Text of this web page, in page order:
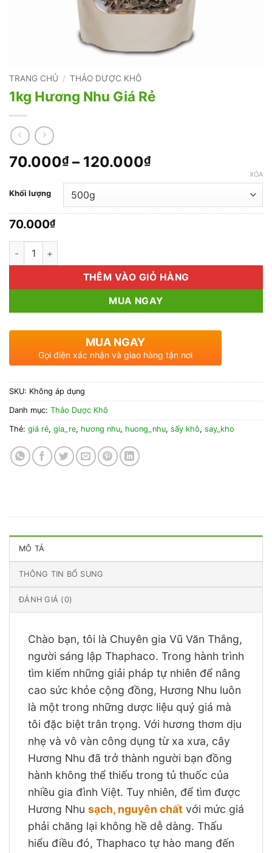
TRANG CHỦ / THẢO DƯỢC KHÔ
1kg Hương Nhu Giá Rẻ
70.000₫ – 120.000₫Khoảng
70.000₫
đến
Khối lượng
XÓA
70.000₫
1kg Hương Nhu Giá Rẻ số lượng
THÊM VÀO GIỎ HÀNG
MUA NGAY
MUA NGAY
Gọi điện xác nhận và giao hàng tận nơi
SKU: Không áp dụng
Danh mục: Thảo Dược Khô
Thẻ: giá rẻ, gia_re, hương nhu, huong_nhu, sấy khô, say_kho
MÔ TẢ
THÔNG TIN BỔ SUNG
ĐÁNH GIÁ (0)
Chào bạn, tôi là Chuyên gia Vũ Văn Thắng,
người sáng lập Thaphaco. Trong hành trình
tìm kiếm những giải pháp tự nhiên để nâng
cao sức khỏe cộng đồng, Hương Nhu luôn
là một trong những dược liệu quý giá mà
tôi đặc biệt trân trọng. Với hương thơm dịu
nhẹ và vô vàn công dụng từ xa xưa, cây
Hương Nhu đã trở thành người bạn đồng
hành không thể thiếu trong tủ thuốc của
nhiều gia đình Việt. Tuy nhiên, để tìm được
Hương Nhu sạch, nguyên chất với mức giá
phải chăng lại không hề dễ dàng. Thấu
hiểu điều đó, Thaphaco tự hào mang đến